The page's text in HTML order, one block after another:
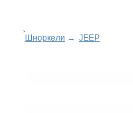
Шноркели → JEEP